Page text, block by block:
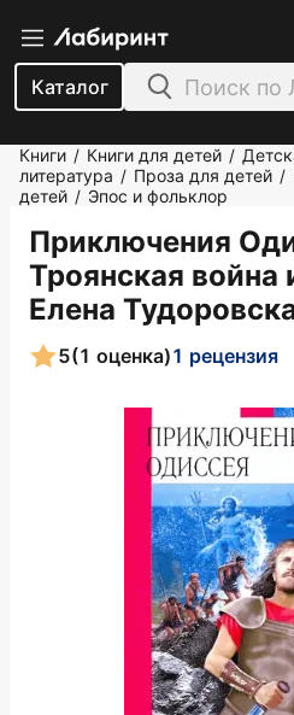
Каталог
Книги / Книги для детей /
литература / Проза для детей /
детей / Эпос и фольклор
Приключения
Троянская война
Елена
5(1 оценка)1 рецензия